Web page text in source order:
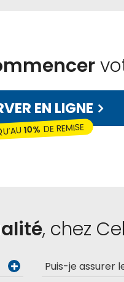
EN LIGNE
10% DE REMISE
, chez
Puis-je assurer